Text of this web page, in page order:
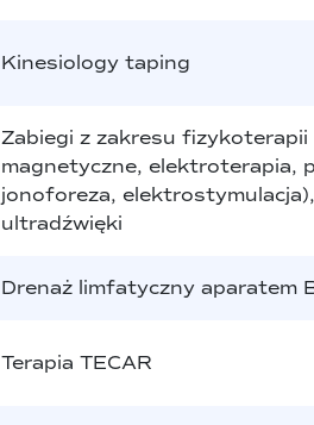
Kinesiology taping
Zabiegi z zakresu fizykoterapii
magnetyczne, elektroterapia,
jonoforeza,
ultradźwięki
Drenaż limfatyczny aparatem
Terapia TECAR